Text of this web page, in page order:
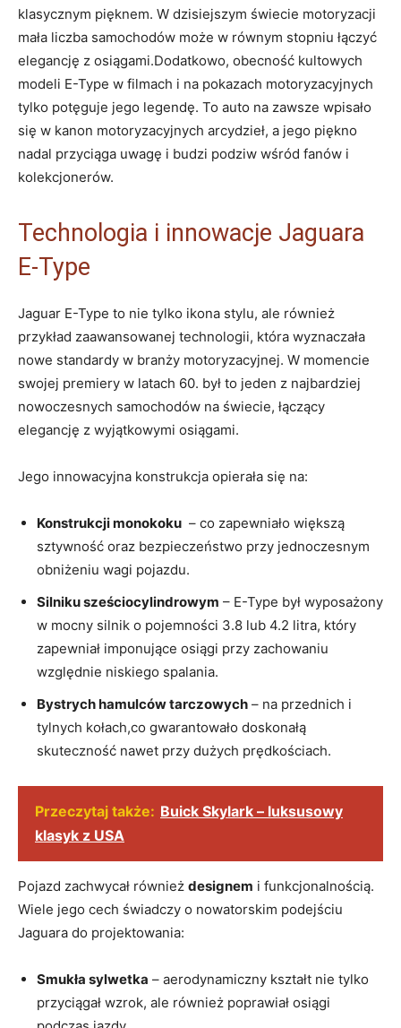
klasycznym pięknem. ‍W dzisiejszym świecie ‍motoryzacji ​
mała ⁤liczba samochodów‌ może w równym stopniu łączyć
elegancję ‍z osiągami.Dodatkowo, ‍obecność kultowych
modeli E-Type w filmach i na pokazach‍ motoryzacyjnych
⁢tylko potęguje ⁤jego legendę. To auto na⁤ zawsze wpisało
się w kanon motoryzacyjnych arcydzieł, a ⁤jego piękno
nadal przyciąga uwagę ‍i budzi ⁣podziw wśród fanów​ i
kolekcjonerów.
Technologia i innowacje Jaguara
E-Type
Jaguar⁤ E-Type to nie tylko ikona stylu, ‌ale również​
przykład zaawansowanej ‍technologii, która wyznaczała
⁢nowe⁣ standardy w branży motoryzacyjnej. W⁣ momencie
swojej premiery⁢ w latach 60. był to ⁢jeden z​ najbardziej⁣
nowoczesnych​ samochodów na‍ świecie, łączący‌
elegancję z wyjątkowymi ⁢osiągami.
Jego innowacyjna konstrukcja opierała się na:
Konstrukcji monokoku ‍ – ​co zapewniało większą‌
sztywność ⁣oraz bezpieczeństwo przy jednoczesnym
‌obniżeniu wagi pojazdu.
Silniku⁤ sześciocylindrowym – E-Type był wyposażony
w mocny‌ silnik‍ o pojemności 3.8 lub ⁣4.2 litra, który
zapewniał imponujące osiągi przy zachowaniu
względnie ​niskiego spalania.
Bystrych‍ hamulców tarczowych –⁣ na przednich i
tylnych kołach,co ⁤gwarantowało doskonałą
skuteczność nawet przy⁣ dużych ⁢prędkościach.
Przeczytaj także: Buick Skylark – luksusowy
klasyk z USA
Pojazd zachwycał‌ również designem i funkcjonalnością.⁤
Wiele⁤ jego cech⁤ świadczy o nowatorskim podejściu
Jaguara do ⁣projektowania:
Smukła ⁢sylwetka – aerodynamiczny kształt nie ​tylko
przyciągał wzrok,⁤ ale również poprawiał osiągi⁤